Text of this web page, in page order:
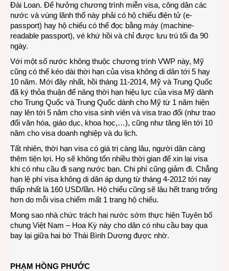
Đài Loan. Để hưởng chương trình miễn visa, công dân các
nước và vùng lãnh thổ này phải có hộ chiếu điện tử (e-
passport) hay hộ chiếu có thể đọc bằng máy (machine-
readable passport), vé khứ hồi và chỉ được lưu trú tối đa 90
ngày.
Với một số nước không thuộc chương trình VWP này, Mỹ
cũng có thể kéo dài thời hạn của visa không di dân tới 5 hay
10 năm. Mới đây nhất, hồi tháng 11-2014, Mỹ và Trung Quốc
đã ký thỏa thuận để nâng thời hạn hiệu lực của visa Mỹ dành
cho Trung Quốc và Trung Quốc dành cho Mỹ từ 1 năm hiện
nay lên tới 5 năm cho visa sinh viên và visa trao đổi (như trao
đổi văn hóa, giáo dục, khoa học,…), cũng như tăng lên tới 10
năm cho visa doanh nghiệp và du lịch.
Tất nhiên, thời hạn visa có giá trị càng lâu, người dân càng
thêm tiện lợi. Họ sẽ không tốn nhiều thời gian để xin lại visa
khi có nhu cầu đi sang nước bạn. Chi phí cũng giảm đi. Chẳng
hạn lệ phí visa không di dân áp dụng từ tháng 4-2012 tới nay
thấp nhất là 160 USD/lần. Hộ chiếu cũng sẽ lâu hết trang trống
hơn do mỗi visa chiếm mất 1 trang hộ chiếu.
Mong sao nhà chức trách hai nước sớm thực hiện Tuyên bố
chung Việt Nam – Hoa Kỳ này cho dân có nhu cầu bay qua
bay lại giữa hai bờ Thái Bình Dương được nhờ.
PHẠM HỒNG PHƯỚC